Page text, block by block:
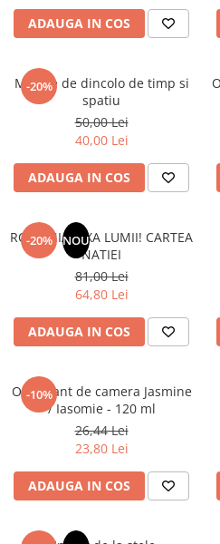
Senzatii/Thriller
Teatru
Teens Book Club
Birotica & Papetarie
Adezivi si benzi adezive
Accesorii Arhivare
Hartie si Accesorii
Instrumente de scris
Organizare si Arhivare
Articole scolare
Arta
Caiete si Carnetele scolare
Ghiozdane si Penare scolare
Instrumente si Truse Geometrie
ADAUGA IN COS
-20%
Mesaje de dincolo de timp si
spatiu
50,00 Lei
40,00 Lei
ADAUGA IN COS
-20% NOU
ROMANIA, AXA LUMII! CARTEA
NATIEI
81,00 Lei
64,80 Lei
ADAUGA IN COS
-10%
Odorizant de camera Jasmine
/ Iasomie - 120 ml
26,44 Lei
23,80 Lei
ADAUGA IN COS